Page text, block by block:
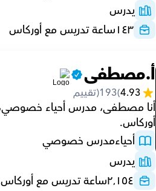
يدرس
١٤٣ساعة تدريس مع أوركاس
أ.مصطفى
4.93
(
193(تقييم
أوركاس.
أحياءمدرس خصوصي
يدرس
٢٬١٥٤ساعة تدريس مع أوركاس